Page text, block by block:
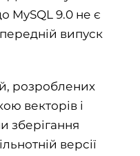
MySQL 9.0 не є
випуск
розроблених
векторів і
зберігання
версії